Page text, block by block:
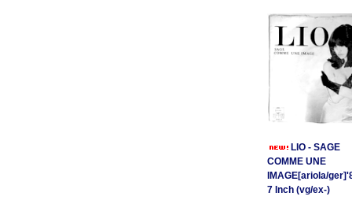
LIO - SAGE
COMME UNE
IMAGE[ariola/
7 Inch (vg/ex-)